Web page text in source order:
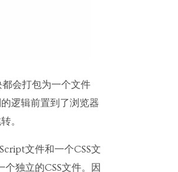
会打包为一个文件
逻辑前置到了浏览器
。
文件和一个CSS文
独立的CSS文件。因